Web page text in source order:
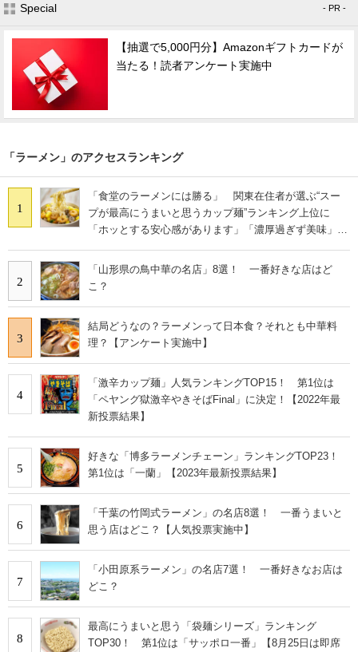
Special - PR -
【抽選で5,000円分】Amazonギフトカードが
当たる！読者アンケート実施中
「ラーメン」のアクセスランキング
1
「食堂のラーメンには勝る」 関東在住者が選ぶ“スー
プが最高にうまいと思うカップ麺”ランキング上位に
「ホッとする安心感があります」「濃厚過ぎず美味」の
2
「山形県の鳥中華の名店」8選！ 一番好きな店はど
こ？
3
結局どうなの？ラーメンって日本食？それとも中華料
理？【アンケート実施中】
4
「激辛カップ麺」人気ランキングTOP15！ 第1位は
「ペヤング獄激辛やきそばFinal」に決定！【2022年最
新投票結果】
5
好きな「博多ラーメンチェーン」ランキングTOP23！
第1位は「一蘭」【2023年最新投票結果】
6
「千葉の竹岡式ラーメン」の名店8選！ 一番うまいと
思う店はどこ？【人気投票実施中】
7
「小田原系ラーメン」の名店7選！ 一番好きなお店は
どこ？
8
最高にうまいと思う「袋麺シリーズ」ランキング
TOP30！ 第1位は「サッポロ一番」【8月25日は即席